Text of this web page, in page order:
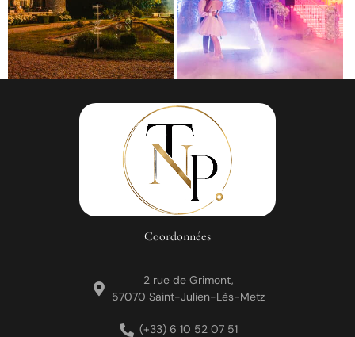
Coordonnées
2 rue de Grimont,
57070 Saint-Julien-Lès-Metz
(+33) 6 10 52 07 51